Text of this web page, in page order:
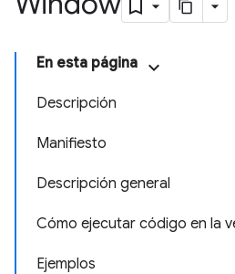
En esta página
Descripción
Manifiesto
Descripción general
Cómo ejecutar código en la
Ejemplos